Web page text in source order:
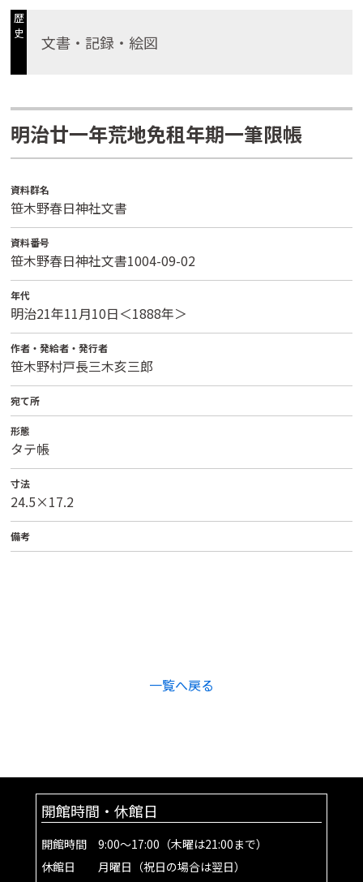
歴
史
文書・記録・絵図
明治廿一年荒地免租年期一筆限帳
資料群名
笹木野春日神社文書
資料番号
笹木野春日神社文書1004-09-02
年代
明治21年11月10日＜1888年＞
作者・発給者・発行者
笹木野村戸長三木亥三郎
宛て所
形態
タテ帳
寸法
24.5×17.2
備考
一覧へ戻る
開館時間・休館日
開館時間 9:00～17:00（木曜は21:00まで）
休館日 月曜日（祝日の場合は翌日）